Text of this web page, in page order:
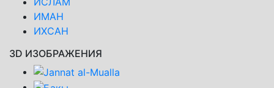
ИМАН
ИХСАН
3D ИЗОБРАЖЕНИЯ